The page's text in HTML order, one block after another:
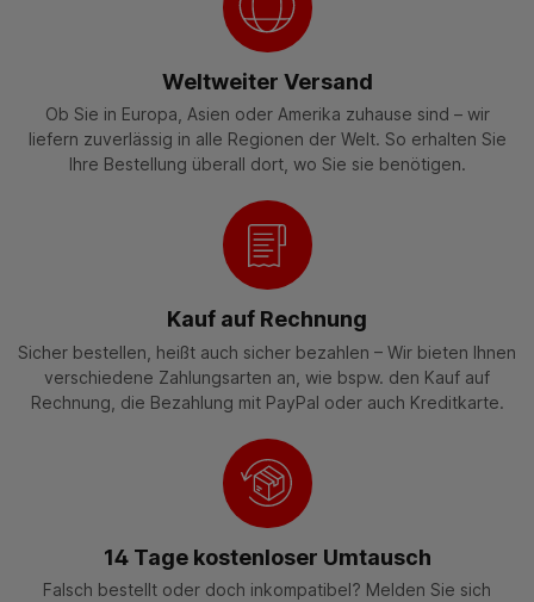
Weltweiter Versand
Ob Sie in Europa, Asien oder Amerika zuhause sind – wir
liefern zuverlässig in alle Regionen der Welt. So erhalten Sie
Ihre Bestellung überall dort, wo Sie sie benötigen.
Kauf auf Rechnung
Sicher bestellen, heißt auch sicher bezahlen – Wir bieten Ihnen
verschiedene Zahlungsarten an, wie bspw. den Kauf auf
Rechnung, die Bezahlung mit PayPal oder auch Kreditkarte.
14 Tage kostenloser Umtausch
Falsch bestellt oder doch inkompatibel? Melden Sie sich